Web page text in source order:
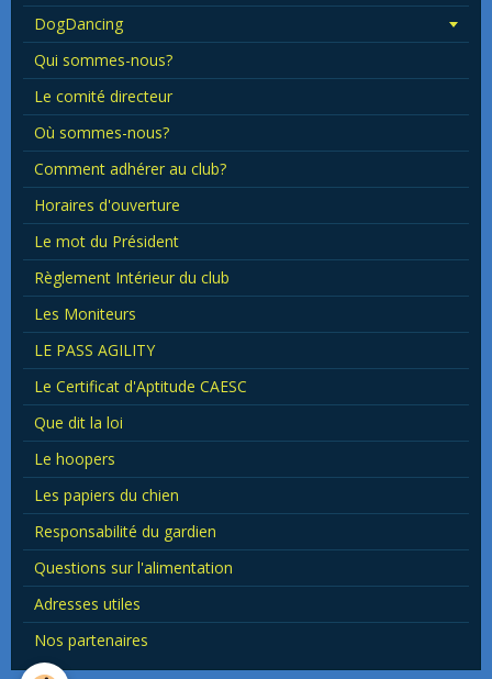
DogDancing
Qui sommes-nous?
Le comité directeur
Où sommes-nous?
Comment adhérer au club?
Horaires d'ouverture
Le mot du Président
Règlement Intérieur du club
Les Moniteurs
LE PASS AGILITY
Le Certificat d'Aptitude CAESC
Que dit la loi
Le hoopers
Les papiers du chien
Responsabilité du gardien
Questions sur l'alimentation
Adresses utiles
Nos partenaires